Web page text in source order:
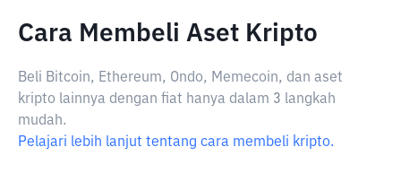
Cara Membeli Aset Kripto
Beli Bitcoin, Ethereum, Ondo, Memecoin, dan aset
kripto lainnya dengan fiat hanya dalam 3 langkah
mudah.
Pelajari lebih lanjut tentang cara membeli kripto.